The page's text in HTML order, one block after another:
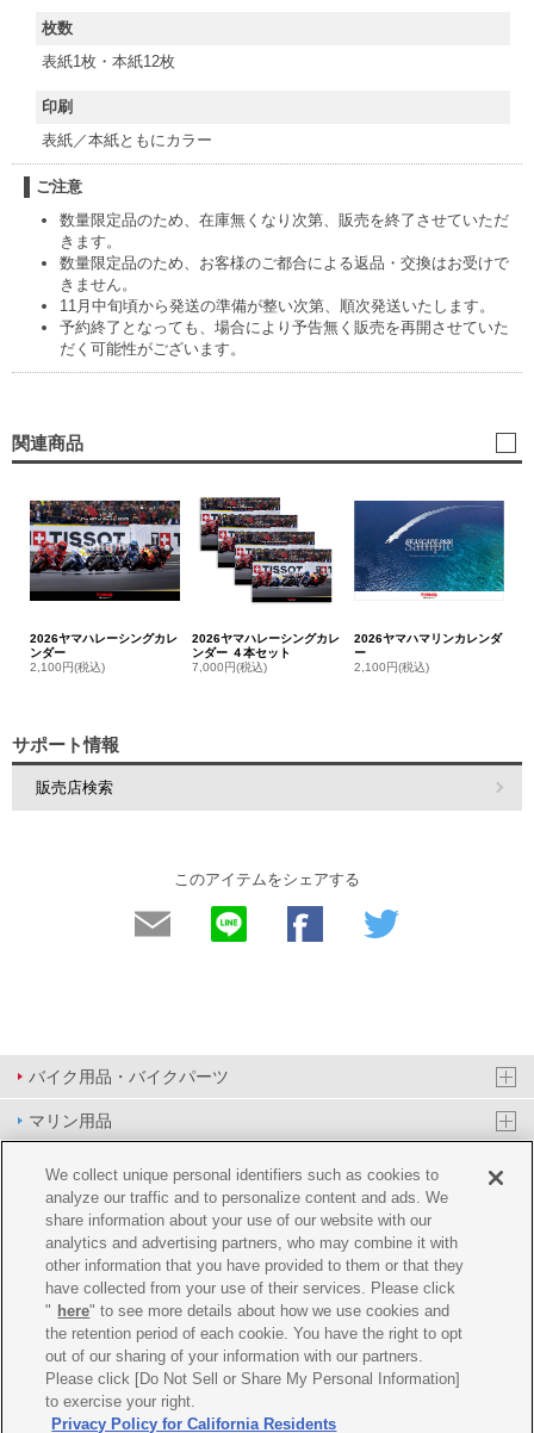
枚数
表紙1枚・本紙12枚
印刷
表紙／本紙ともにカラー
ご注意
数量限定品のため、在庫無くなり次第、販売を終了させていただ
きます。
数量限定品のため、お客様のご都合による返品・交換はお受けで
きません。
11月中旬頃から発送の準備が整い次第、順次発送いたします。
予約終了となっても、場合により予告無く販売を再開させていた
だく可能性がございます。
関連商品
2026ヤマハレーシングカレ
ンダー
2,100円(税込)
2026ヤマハレーシングカレ
ンダー ４本セット
7,000円(税込)
2026ヤマハマリンカレンダ
ー
2,100円(税込)
サポート情報
販売店検索
このアイテムをシェアする
バイク用品・バイクパーツ
マリン用品
PAS/YPJ用品
その他用品
イベント&エンターテイメント
オンラインショップ
企業情報
ご利用規約 推薦環境 プライバシーポリシー Cookie ポリシー
We collect unique personal identifiers such as cookies to
analyze our traffic and to personalize content and ads. We
share information about your use of our website with our
analytics and advertising partners, who may combine it with
other information that you have provided to them or that they
have collected from your use of their services. Please click
" here" to see more details about how we use cookies and
the retention period of each cookie. You have the right to opt
out of our sharing of your information with our partners.
Please click [Do Not Sell or Share My Personal Information]
to exercise your right.
Privacy Policy for California Residents